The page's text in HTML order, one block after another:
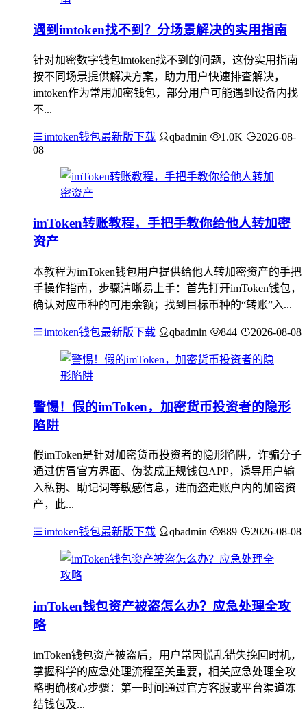
遇到imtoken找不到？分场景解决的实用指南
针对加密数字钱包imtoken找不到的问题，这份实用指南
按不同场景提供解决方案，助力用户快速排查解决，
imtoken作为常用加密钱包，部分用户可能遇到设备内找
不...
imtoken钱包最新版下载 qbadmin 1.0K
2026-08-
08
imToken转账教程，手把手教你给他人转加密
资产
本教程为imToken钱包用户提供给他人转加密资产的手把
手操作指南，步骤清晰易上手：首先打开imToken钱包，
确认对应币种的可用余额；找到目标币种的“转账”入...
imtoken钱包最新版下载 qbadmin 844 2026-08-08
警惕！假的imToken，加密货币投资者的隐形
陷阱
假imToken是针对加密货币投资者的隐形陷阱，诈骗分子
通过仿冒官方界面、伪装成正规钱包APP，诱导用户输
入私钥、助记词等敏感信息，进而盗走账户内的加密资
产，此...
imtoken钱包最新版下载 qbadmin 889 2026-08-08
imToken钱包资产被盗怎么办？应急处理全攻
略
imToken钱包资产被盗后，用户常因慌乱错失挽回时机，
掌握科学的应急处理流程至关重要，相关应急处理全攻
略明确核心步骤：第一时间通过官方客服或平台渠道冻
结钱包及...